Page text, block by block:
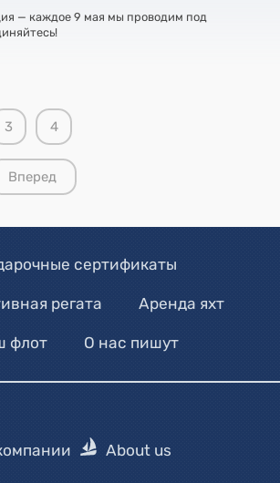
— каждое 9 мая мы проводим под
3 4
Вперед
сертификаты
регата Аренда яхт
флот О нас пишут
About us